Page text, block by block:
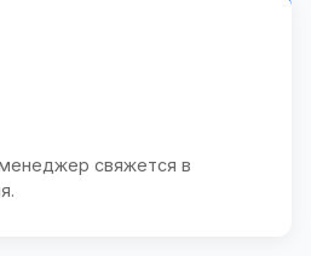
свяжется в